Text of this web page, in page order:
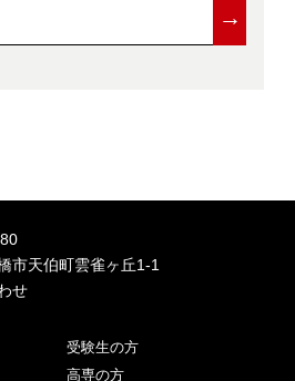
→
市天伯町雲雀ヶ丘1-1
せ
受験生の方
高専の方